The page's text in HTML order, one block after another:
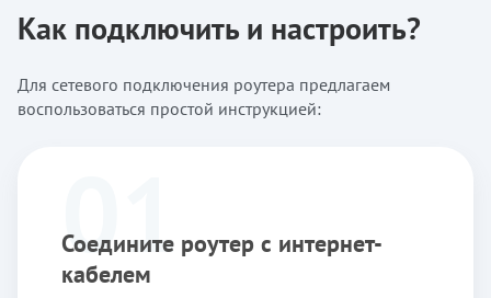
Как подключить и настроить?
Для сетевого подключения роутера предлагаем
воспользоваться простой инструкцией:
01
Соедините роутер с интернет-
кабелем